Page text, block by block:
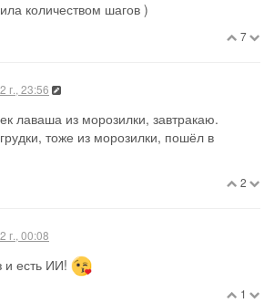
количеством шагов )
7
г., 23:56
лаваша из морозилки, завтракаю.
тоже из морозилки, пошёл в
2
г., 00:08
и есть ИИ!
1